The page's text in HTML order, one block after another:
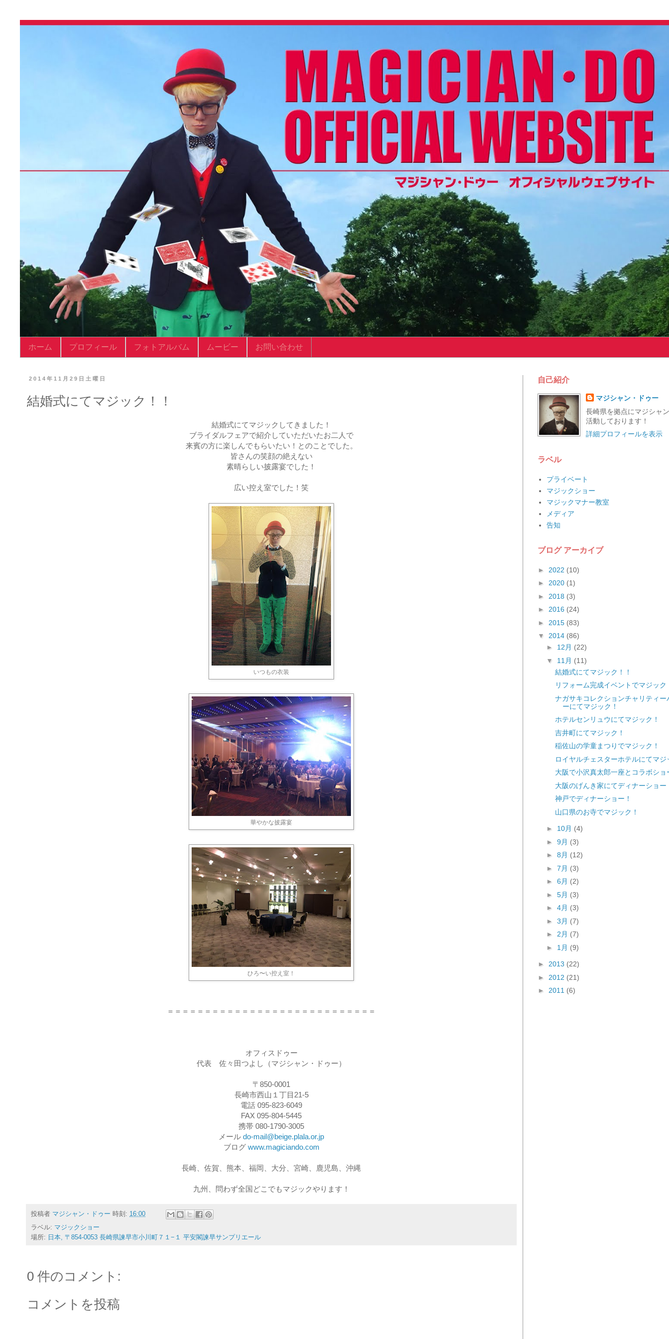
ホーム プロフィール フォトアルバム ムービー お問い合わせ
2014年11月29日土曜日
結婚式にてマジック！！
結婚式にてマジックしてきました！
ブライダルフェアで紹介していただいたお二人で
来賓の方に楽しんでもらいたい！とのことでした。
皆さんの笑顔の絶えない
素晴らしい披露宴でした！
広い控え室でした！笑
いつもの衣装
華やかな披露宴
ひろ〜い控え室！
＝＝＝＝＝＝＝＝＝＝＝＝＝＝＝＝＝＝＝＝＝＝＝＝＝＝＝＝
オフィスドゥー
代表 佐々田つよし（マジシャン・ドゥー）
〒850-0001
長崎市西山１丁目21-5
電話 095-823-6049
FAX 095-804-5445
携帯 080-1790-3005
メール do-mail@beige.plala.or.jp
ブログ www.magiciando.com
長崎、佐賀、熊本、福岡、大分、宮崎、鹿児島、沖縄
九州、問わず全国どこでもマジックやります！
投稿者 マジシャン・ドゥー 時刻: 16:00
ラベル: マジックショー
場所: 日本, 〒854-0053 長崎県諫早市小川町７１−１ 平安閣諫早サンプリエール
0 件のコメント:
コメントを投稿
自己紹介
マジシャン・ドゥー
長崎県を拠点にマジシャ
活動しております！
詳細プロフィールを表示
ラベル
プライベート
マジックショー
マジックマナー教室
メディア
告知
ブログ アーカイブ
► 2022 (10)
► 2020 (1)
► 2018 (3)
► 2016 (24)
► 2015 (83)
▼ 2014 (86)
► 12月 (22)
▼ 11月 (11)
結婚式にてマジック！！
リフォーム完成イベントでマジック
ナガサキコレクションチャリティー
ーにてマジック！
ホテルセンリュウにてマジック！
吉井町にてマジック！
稲佐山の学童まつりでマジック！
ロイヤルチェスターホテルにてマジ
大阪で小沢真太郎一座とコラボショ
大阪のげんき家にてディナーショー
神戸でディナーショー！
山口県のお寺でマジック！
► 10月 (4)
► 9月 (3)
► 8月 (12)
► 7月 (3)
► 6月 (2)
► 5月 (3)
► 4月 (3)
► 3月 (7)
► 2月 (7)
► 1月 (9)
► 2013 (22)
► 2012 (21)
► 2011 (6)